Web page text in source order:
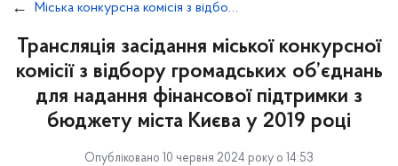
Міська конкурсна комісія з відбору громадських об'єднань для надання фінансової підтримки з бюджету міста Києва у 2019 році
Трансляція засідання міської конкурсної
комісії з відбору громадських об’єднань
для надання фінансової підтримки з
бюджету міста Києва у 2019 році
Опубліковано 10 червня 2024 року о 14:53